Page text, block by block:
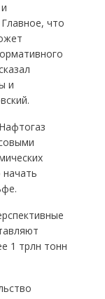
что
и
начать
1 трлн тонн